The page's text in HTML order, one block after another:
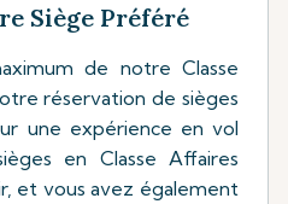
Siège Préféré
de notre Classe
réservation de sièges
une expérience en vol
en Classe Affaires
et vous avez également